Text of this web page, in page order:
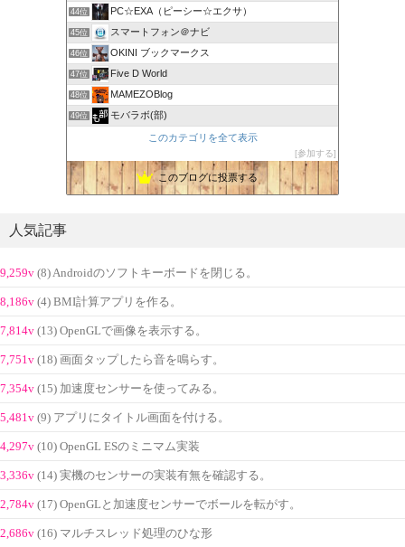
44位 PC☆EXA（ピーシー☆エクサ）
45位 スマートフォン＠ナビ
46位 OKINI ブックマークス
47位 Five D World
48位 MAMEZOBlog
49位 モバラボ(部)
このカテゴリを全て表示
参加する
このブログに投票する
人気記事
9,259v (8) Androidのソフトキーボードを閉じる。
8,186v (4) BMI計算アプリを作る。
7,814v (13) OpenGLで画像を表示する。
7,751v (18) 画面タップしたら音を鳴らす。
7,354v (15) 加速度センサーを使ってみる。
5,481v (9) アプリにタイトル画面を付ける。
4,297v (10) OpenGL ESのミニマム実装
3,336v (14) 実機のセンサーの実装有無を確認する。
2,784v (17) OpenGLと加速度センサーでボールを転がす。
2,686v (16) マルチスレッド処理のひな形